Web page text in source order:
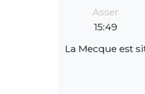
Asser
15:49
La Mecque est